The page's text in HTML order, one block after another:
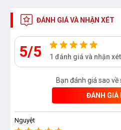
ĐÁNH GIÁ VÀ NHẬN XÉT
5/5 1 đánh giá và nhận xét
Bạn đánh giá sao
ĐÁNH GIÁ
Nguyệt